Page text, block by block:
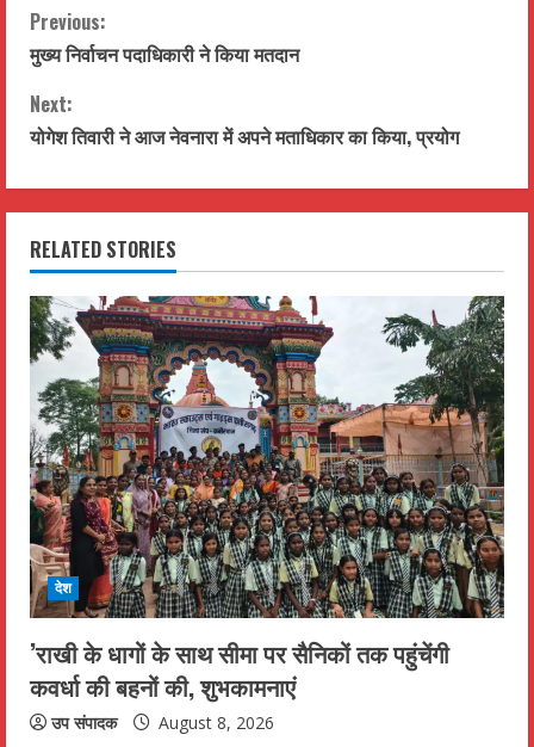
C
o
n
t
i
n
u
e
R
e
a
d
i
n
g
Previous:
मुख्य निर्वाचन पदाधिकारी ने किया मतदान
Next:
योगेश तिवारी ने आज नेवनारा में अपने मताधिकार का किया, प्रयोग
RELATED STORIES
देश
’राखी के धागों के साथ सीमा पर सैनिकों तक पहुंचेंगी
कवर्धा की बहनों की, शुभकामनाएं
उप संपादक August 8, 2026